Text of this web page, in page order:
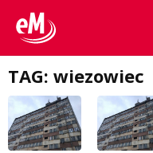
TAG: wiezowiec